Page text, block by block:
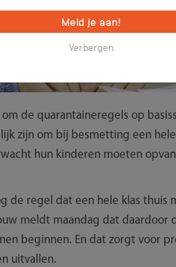
de quarantaineregels op
zijn om bij besmetting een
hun kinderen moeten
de regel dat een hele klas
meldt maandag dat daardoor
beginnen. En dat zorgt voor
uitvallen.
Meld je aan!
Verbergen